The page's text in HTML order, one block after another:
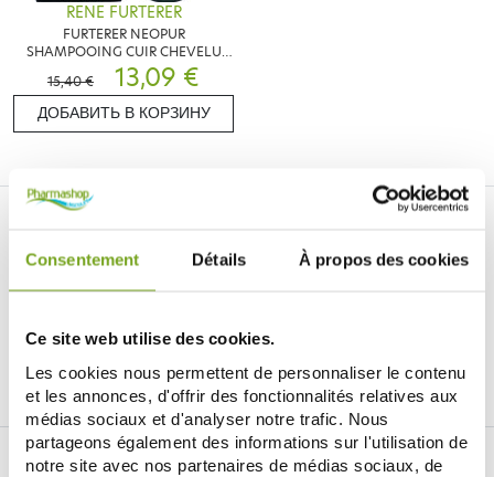
Consentement Détails À propos des cookies
Ce site web utilise des cookies.
Les cookies nous permettent de personnaliser le contenu
et les annonces, d'offrir des fonctionnalités relatives aux
médias sociaux et d'analyser notre trafic. Nous
partageons également des informations sur l'utilisation de
notre site avec nos partenaires de médias sociaux, de
RENE FURTERER
FURTERER NEOPUR
SHAMPOOING CUIR CHEVELU
GRAS 150ML
15,40 € 13,09 €
ДОБАВИТЬ В КОРЗИНУ
Facebook Instagram Pinterest Tiktok
ИНТЕРНЕТ-АПТЕКА BALDY MÉJEAN